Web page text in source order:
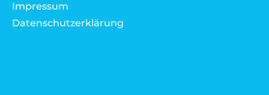
Impressum
Datenschutzerklärung